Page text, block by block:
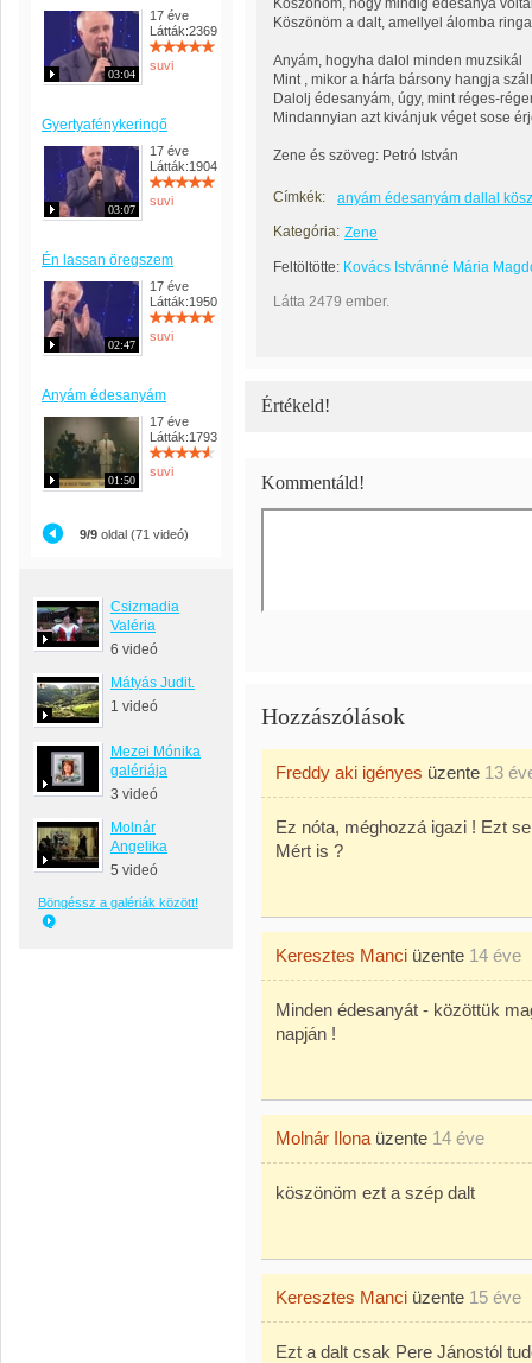
03:04
17 éve
Látták:2369
suvi
Gyertyafénykeringő
03:07
17 éve
Látták:1904
suvi
Én lassan öregszem
02:47
17 éve
Látták:1950
suvi
Anyám édesanyám
01:50
17 éve
Látták:1793
suvi
9/9 oldal (71 videó)
Csizmadia
Valéria
6 videó
Mátyás Judit.
1 videó
Mezei Mónika
galériája
3 videó
Molnár
Angelika
5 videó
Böngéssz a galériák között!
Köszönöm, hogy mindig édesanya
Köszönöm a dalt, amellyel álomba
Anyám, hogyha dalol minden muzsikál
Mint , mikor a hárfa bársony hangja száll
Dalolj édesanyám, úgy, mint réges-
Mindannyian azt kivánjuk véget sose
Zene és szöveg: Petró István
Címkék:
anyám édesanyám dallal
Kategória: Zene
Feltöltötte: Kovács Istvánné Mária
Látta 2479 ember.
Értékeld!
Kommentáld!
Hozzászólások
Freddy aki igényes üzente 13
Ez nóta, méghozzá igazi ! Ezt
Mért is ?
Keresztes Manci üzente 14 éve
Minden édesanyát - közöttük
napján !
Molnár Ilona üzente 14 éve
köszönöm ezt a szép dalt
Keresztes Manci üzente 15 éve
Ezt a dalt csak Pere Jánostól